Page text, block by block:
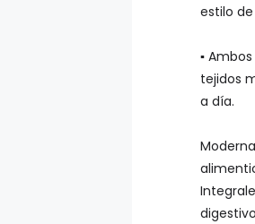
estilo
▪
tejidos
a día.